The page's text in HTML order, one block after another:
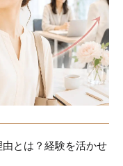
とは？経験を活かせ